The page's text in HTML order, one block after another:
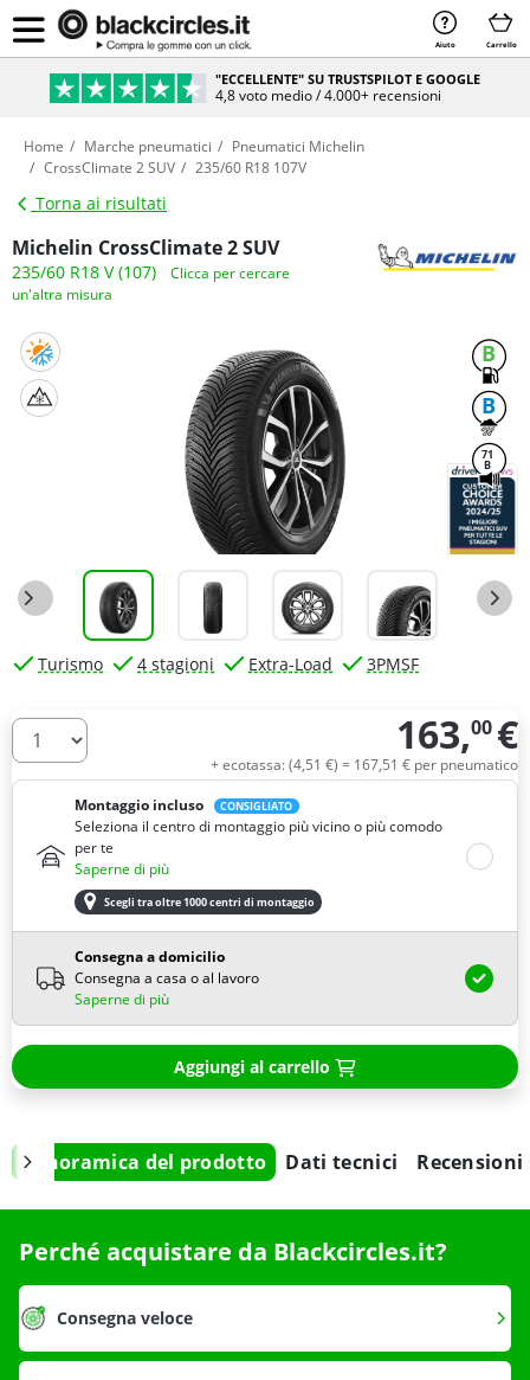
Aiuto Carrello
"ECCELLENTE" SU TRUSTSPILOT E GOOGLE
4,8 voto medio / 4.000+ recensioni
Home Marche pneumatici
Pneumatici Michelin
CrossClimate 2 SUV
235/60 R18 107V
Torna ai risultati
Michelin CrossClimate 2 SUV
235/60 R18 V (107)
Clicca per cercare
un'altra misura
B
B
71
B
Turismo 4 stagioni Extra-Load 3PMSF
Quantità 163,00 €
+ ecotassa: (4,51 €) = 167,51 € per pneumatico
Montaggio incluso
CONSIGLIATO
Seleziona il centro di montaggio più vicino o più comodo
per te
Saperne di più
Scegli tra oltre 1000 centri di montaggio
Consegna a domicilio
Consegna a casa o al lavoro
Saperne di più
Aggiungi al carrello
Panoramica del prodotto Dati tecnici Recensioni
Perché acquistare da Blackcircles.it?
Consegna veloce